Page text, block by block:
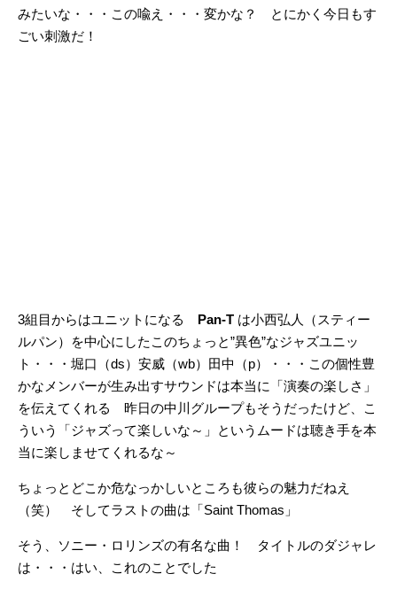
みたいな・・・この喩え・・・変かな？ とにかく今日もす
ごい刺激だ！
3組目からはユニットになる Pan-T は小西弘人（スティー
ルパン）を中心にしたこのちょっと”異色”なジャズユニッ
ト・・・堀口（ds）安威（wb）田中（p）・・・この個性豊
かなメンバーが生み出すサウンドは本当に「演奏の楽しさ」
を伝えてくれる 昨日の中川グループもそうだったけど、こ
ういう「ジャズって楽しいな～」というムードは聴き手を本
当に楽しませてくれるな～
ちょっとどこか危なっかしいところも彼らの魅力だねえ
（笑） そしてラストの曲は「Saint Thomas」
そう、ソニー・ロリンズの有名な曲！ タイトルのダジャレ
は・・・はい、これのことでした